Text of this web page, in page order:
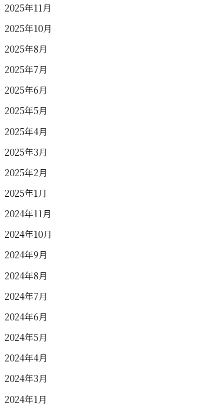
2025年11月
2025年10月
2025年8月
2025年7月
2025年6月
2025年5月
2025年4月
2025年3月
2025年2月
2025年1月
2024年11月
2024年10月
2024年9月
2024年8月
2024年7月
2024年6月
2024年5月
2024年4月
2024年3月
2024年1月